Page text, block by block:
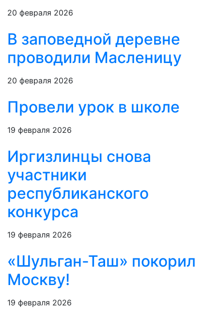
20 февраля 2026
В заповедной деревне
проводили Масленицу
20 февраля 2026
Провели урок в школе
19 февраля 2026
Иргизлинцы снова
участники
республиканского
конкурса
19 февраля 2026
«Шульган-Таш» покорил
Москву!
19 февраля 2026